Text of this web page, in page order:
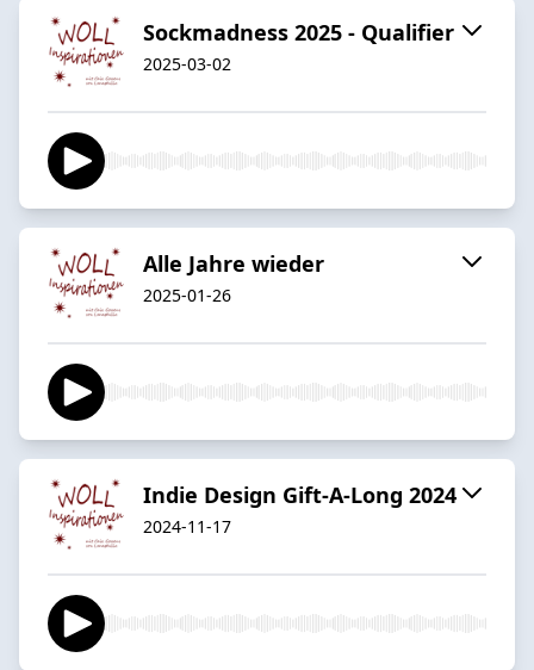
Sockmadness 2025 - Qualifier
2025-03-02
Alle Jahre wieder
2025-01-26
Indie Design Gift-A-Long 2024
2024-11-17